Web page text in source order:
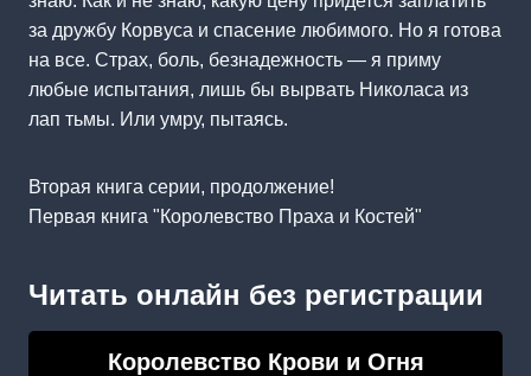
за дружбу Корвуса и спасение любимого. Но я готова
на все. Страх, боль, безнадежность — я приму
любые испытания, лишь бы вырвать Николаса из
лап тьмы. Или умру, пытаясь.
Вторая книга серии, продолжение!
Первая книга "Королевство Праха и Костей"
Читать онлайн без регистрации
Королевство Крови и Огня